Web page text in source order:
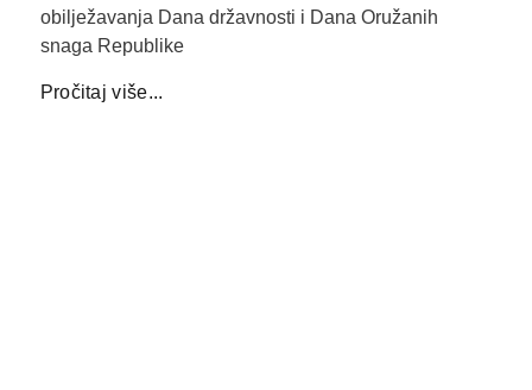
obilježavanja Dana državnosti i Dana Oružanih
snaga Republike
Pročitaj više...